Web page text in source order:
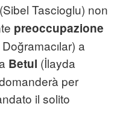
(Sibel Tascioglu) non
preoccupazione
a
Betul (İlayda
per
il solito